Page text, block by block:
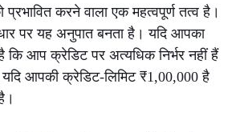
करने वाला एक महत्वपूर्ण तत्व है।
पर यह अनुपात बनता है। यदि आपका
आप क्रेडिट पर अत्यधिक निर्भर नहीं हैं
आपकी क्रेडिट-लिमिट ₹1,00,000 है